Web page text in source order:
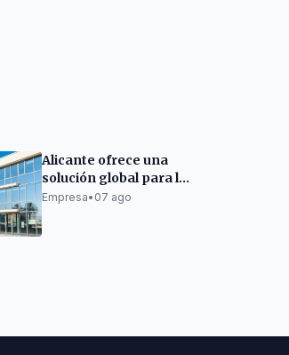
Alicante ofrece una
solución global para la
sede de la Cámara de
Empresa• 07 ago